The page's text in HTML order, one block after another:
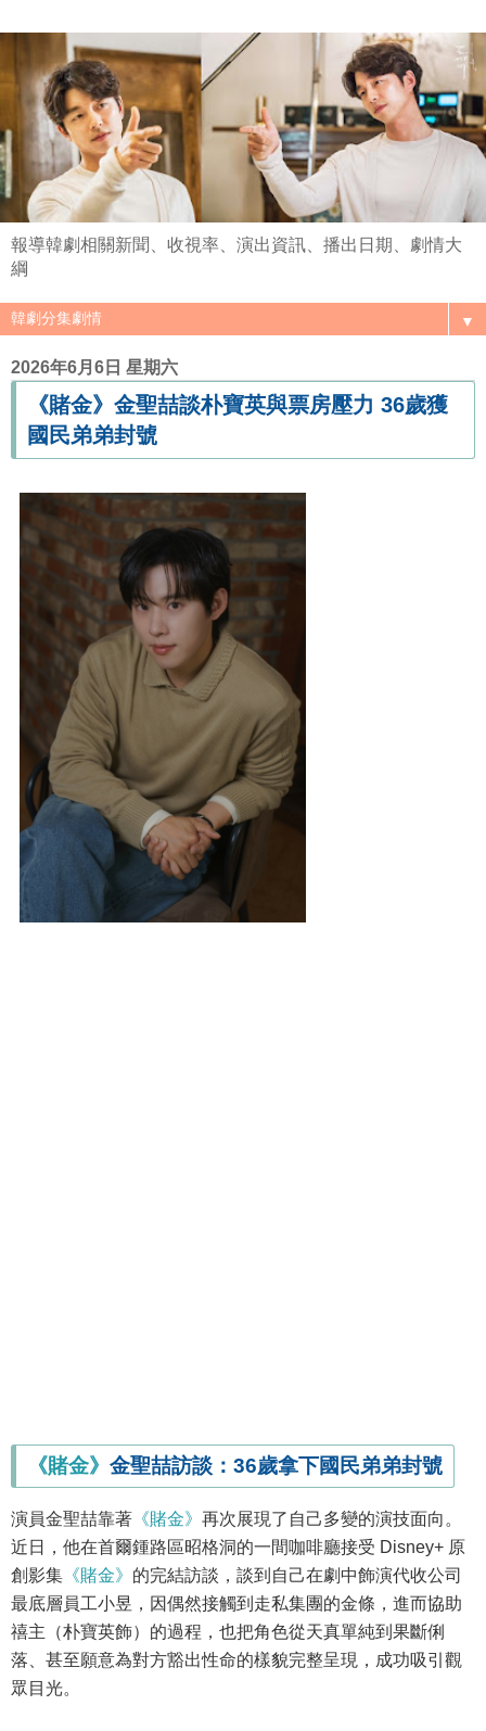
報導韓劇相關新聞、收視率、演出資訊、播出日期、劇情大
綱
▼
2026年6月6日 星期六
《賭金》金聖喆談朴寶英與票房壓力 36歲獲
國民弟弟封號
《賭金》 金聖喆訪談：36歲拿下國民弟弟封號
演員金聖喆靠著 《賭金》 再次展現了自己多變的演技面向。
近日，他在首爾鍾路區昭格洞的一間咖啡廳接受 Disney+ 原
創影集 《賭金》 的完結訪談，談到自己在劇中飾演代收公司
最底層員工小昱，因偶然接觸到走私集團的金條，進而協助
禧主（朴寶英飾）的過程，也把角色從天真單純到果斷俐
落、甚至願意為對方豁出性命的樣貌完整呈現，成功吸引觀
眾目光。